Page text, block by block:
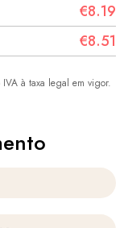
€8.19
€8.51
à taxa legal em vigor.